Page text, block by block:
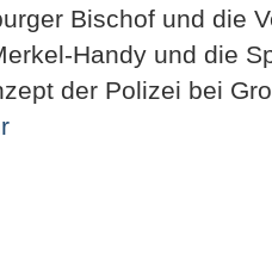
Bischof und die
Handy und die
der Polizei bei